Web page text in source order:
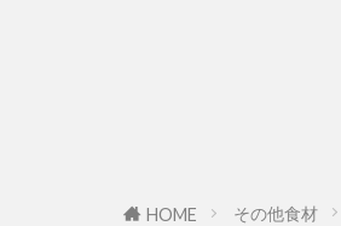
HOME その他食材